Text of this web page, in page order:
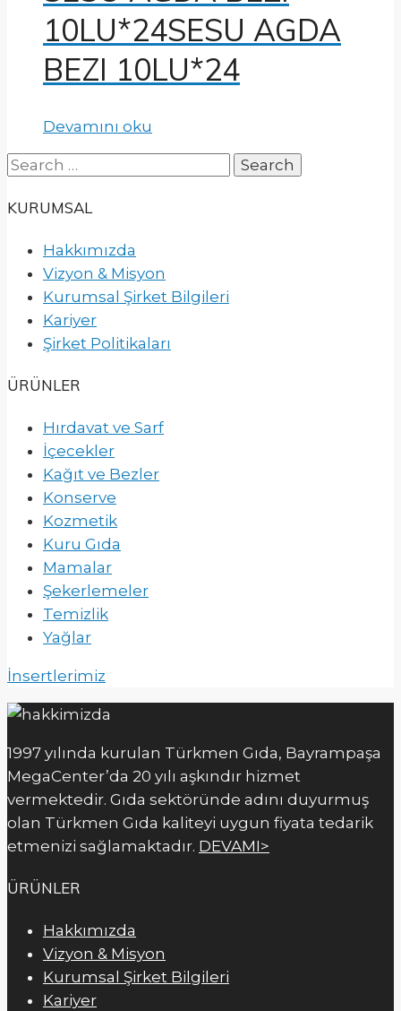
10LU*24SESU AGDA
BEZI 10LU*24
Devamını oku
Search
KURUMSAL
Hakkımızda
Vizyon & Misyon
Kurumsal Şirket Bilgileri
Kariyer
Şirket Politikaları
ÜRÜNLER
Hırdavat ve Sarf
İçecekler
Kağıt ve Bezler
Konserve
Kozmetik
Kuru Gıda
Mamalar
Şekerlemeler
Temizlik
Yağlar
İnsertlerimiz
1997 yılında kurulan Türkmen Gıda, Bayrampaşa
MegaCenter’da 20 yılı aşkındır hizmet
vermektedir. Gıda sektöründe adını duyurmuş
olan Türkmen Gıda kaliteyi uygun fiyata tedarik
etmenizi sağlamaktadır. DEVAMI>
ÜRÜNLER
Hakkımızda
Vizyon & Misyon
Kurumsal Şirket Bilgileri
Kariyer